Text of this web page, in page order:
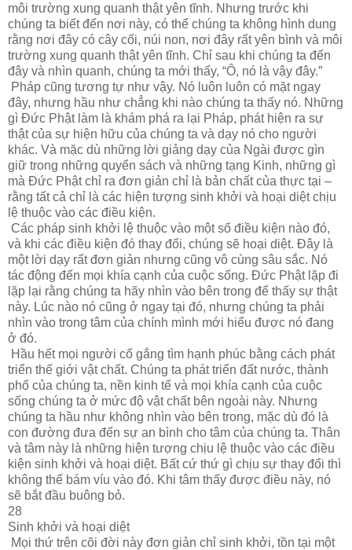
môi trường xung quanh thật yên tĩnh. Nhưng trước khi
chúng ta biết đến nơi này, có thể chúng ta không hình dung
rằng nơi đây có cây cối, núi non, nơi đây rất yên bình và môi
trường xung quanh thật yên tĩnh. Chỉ sau khi chúng ta đến
đây và nhìn quanh, chúng ta mới thấy, “Ô, nó là vậy đây.”
Pháp cũng tương tự như vậy. Nó luôn luôn có mặt ngay
đây, nhưng hầu như chẳng khi nào chúng ta thấy nó. Những
gì Đức Phật làm là khám phá ra lại Pháp, phát hiện ra sự
thật của sự hiện hữu của chúng ta và dạy nó cho người
khác. Và mặc dù những lời giảng dạy của Ngài được gìn
giữ trong những quyển sách và những tạng Kinh, những gì
mà Đức Phật chỉ ra đơn giản chỉ là bản chất của thực tại –
rằng tất cả chỉ là các hiện tượng sinh khởi và hoại diệt chịu
lệ thuộc vào các điều kiện.
Các pháp sinh khởi lệ thuộc vào một số điều kiện nào đó,
và khi các điều kiện đó thay đổi, chúng sẽ hoại diệt. Đây là
một lời dạy rất đơn giản nhưng cũng vô cùng sâu sắc. Nó
tác động đến mọi khía cạnh của cuộc sống. Đức Phật lặp đi
lặp lại rằng chúng ta hãy nhìn vào bên trong để thấy sự thật
này. Lúc nào nó cũng ở ngay tại đó, nhưng chúng ta phải
nhìn vào trong tâm của chính mình mới hiểu được nó đang
ở đó.
Hầu hết mọi người cố gắng tìm hạnh phúc bằng cách phát
triển thế giới vật chất. Chúng ta phát triển đất nước, thành
phố của chúng ta, nền kinh tế và mọi khía cạnh của cuộc
sống chúng ta ở mức độ vật chất bên ngoài này. Nhưng
chúng ta hầu như không nhìn vào bên trong, mặc dù đó là
con đường đưa đến sự an bình cho tâm của chúng ta. Thân
và tâm này là những hiện tượng chịu lệ thuộc vào các điều
kiện sinh khởi và hoại diệt. Bất cứ thứ gì chịu sự thay đổi thì
không thể bám víu vào đó. Khi tâm thấy được điều này, nó
sẽ bắt đầu buông bỏ.
28
Sinh khởi và hoại diệt
Mọi thứ trên cõi đời này đơn giản chỉ sinh khởi, tồn tại một